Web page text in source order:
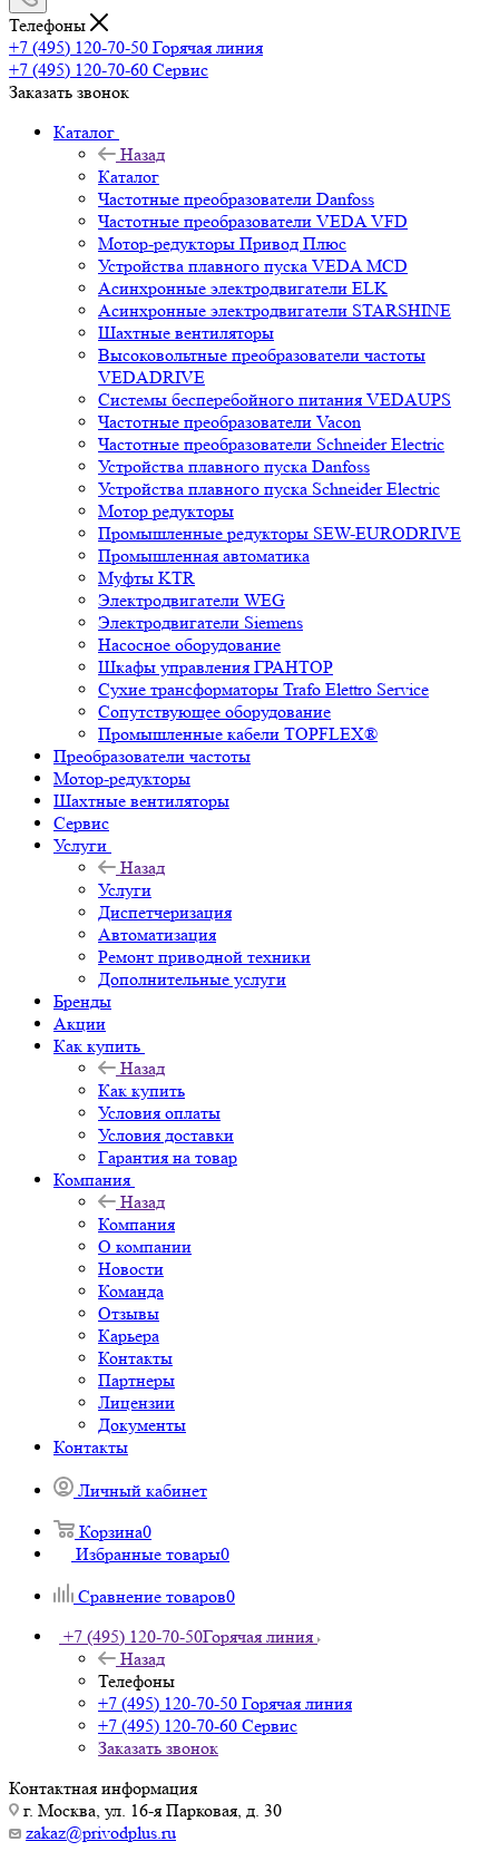
Телефоны
+7 (495) 120-70-50 Горячая линия
+7 (495) 120-70-60 Сервис
Заказать звонок
Каталог
Назад
Каталог
Частотные преобразователи Danfoss
Частотные преобразователи VEDA VFD
Мотор-редукторы Привод Плюс
Устройства плавного пуска VEDA MCD
Асинхронные электродвигатели ELK
Асинхронные электродвигатели STARSHINE
Шахтные вентиляторы
Высоковольтные преобразователи частоты
VEDADRIVE
Системы бесперебойного питания VEDAUPS
Частотные преобразователи Vacon
Частотные преобразователи Schneider Electric
Устройства плавного пуска Danfoss
Устройства плавного пуска Schneider Electric
Мотор редукторы
Промышленные редукторы SEW-EURODRIVE
Промышленная автоматика
Муфты KTR
Электродвигатели WEG
Электродвигатели Siemens
Насосное оборудование
Шкафы управления ГРАНТОР
Сухие трансформаторы Trafo Elettro Service
Сопутствующее оборудование
Промышленные кабели TOPFLEX®
Преобразователи частоты
Мотор-редукторы
Шахтные вентиляторы
Сервис
Услуги
Назад
Услуги
Диспетчеризация
Автоматизация
Ремонт приводной техники
Дополнительные услуги
Бренды
Акции
Как купить
Назад
Как купить
Условия оплаты
Условия доставки
Гарантия на товар
Компания
Назад
Компания
О компании
Новости
Команда
Отзывы
Карьера
Контакты
Партнеры
Лицензии
Документы
Контакты
Личный кабинет
Корзина0
Избранные товары0
Сравнение товаров0
+7 (495) 120-70-50Горячая линия
Назад
Телефоны
+7 (495) 120-70-50 Горячая линия
+7 (495) 120-70-60 Сервис
Заказать звонок
Контактная информация
г. Москва, ул. 16-я Парковая, д. 30
zakaz@privodplus.ru